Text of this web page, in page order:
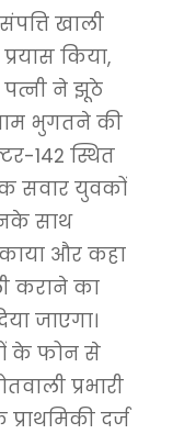
खाली
किया,
पत्नी ने झूठे
भुगतने की
142 स्थित
सवार युवकों
साथ
और कहा
कराने का
जाएगा।
के फोन से
प्रभारी
दर्ज